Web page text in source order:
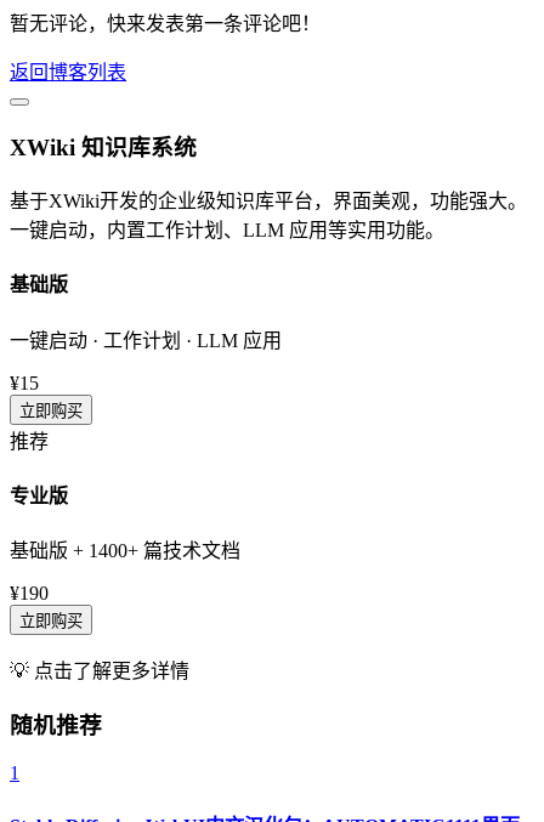
暂无评论，快来发表第一条评论吧！
返回博客列表
XWiki 知识库系统
基于XWiki开发的企业级知识库平台，界面美观，功能强大。
一键启动，内置工作计划、LLM 应用等实用功能。
基础版
一键启动 · 工作计划 · LLM 应用
¥15
立即购买
推荐
专业版
基础版 + 1400+ 篇技术文档
¥190
立即购买
💡 点击了解更多详情
随机推荐
1